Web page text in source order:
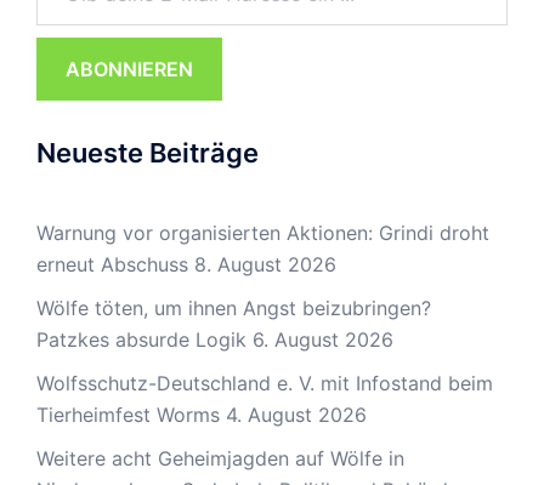
ABONNIEREN
Neueste Beiträge
Warnung vor organisierten Aktionen: Grindi droht
erneut Abschuss 8. August 2026
Wölfe töten, um ihnen Angst beizubringen?
Patzkes absurde Logik 6. August 2026
Wolfsschutz-Deutschland e. V. mit Infostand beim
Tierheimfest Worms 4. August 2026
Weitere acht Geheimjagden auf Wölfe in